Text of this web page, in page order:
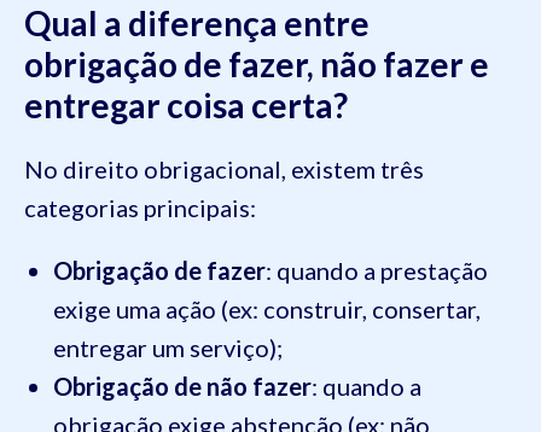
Qual a diferença entre
obrigação de fazer, não fazer e
entregar coisa certa?
No direito obrigacional, existem três
categorias principais:
Obrigação de fazer: quando a prestação
exige uma ação (ex: construir, consertar,
entregar um serviço);
Obrigação de não fazer: quando a
obrigação exige abstenção (ex: não